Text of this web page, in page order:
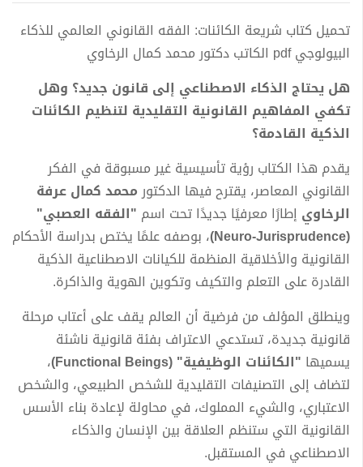
تحميل كتاب شريعة الكائنات: الفقه القانوني العالمي للذكاء
البيولوجي pdf الكاتب دكتور محمد كمال الرخاوي
هل يحتاج الذكاء الاصطناعي إلى قانون جديد؟ وهل
تكفي المفاهيم القانونية التقليدية لتنظيم الكائنات
الذكية القادمة؟
يقدم هذا الكتاب رؤية تأسيسية غير مسبوقة في الفكر
القانوني المعاصر، يقترح فيها الدكتورمحمد كمال عرفة
الرخاوي إطارًا معرفيًا جديدًا تحت اسم "الفقه العصبي"
(Neuro-Jurisprudence)
، بوصفه علمًا يختص بدراسة الأحكام
القانونية والأخلاقية المنظمة للكيانات الاصطناعية الذكية
القادرة على التعلم والتكيف وتكوين الهوية والذاكرة.
وينطلق المؤلف من فرضية أن العالم يقف على أعتاب مرحلة
قانونية جديدة، تستدعي الاعتراف بفئة قانونية ناشئة
يسميها "الكائنات الوظيفية" (Functional Beings)
،
لتضاف إلى التصنيفات التقليدية للشخص الطبيعي، والشخص
الاعتباري، والشيء المملوك، في محاولة لإعادة بناء الأسس
القانونية التي ستنظم العلاقة بين الإنسان والذكاء
الاصطناعي في المستقبل.